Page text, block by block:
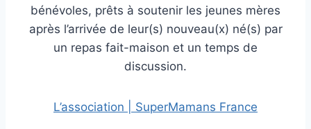
bénévoles, prêts à soutenir les jeunes mères
après l’arrivée de leur(s) nouveau(x) né(s) par
un repas fait-maison et un temps de
discussion.
L’association | SuperMamans France